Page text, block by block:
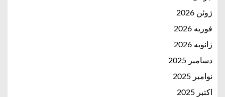
ژوئن 2026
فوریه 2026
ژانویه 2026
دسامبر 2025
نوامبر 2025
اکتبر 2025